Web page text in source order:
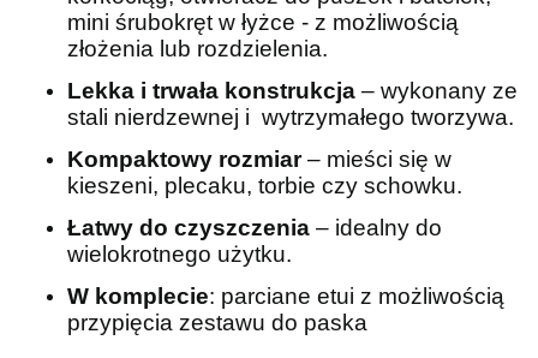
mini śrubokręt w łyżce - z możliwością
złożenia lub rozdzielenia.
Lekka i trwała konstrukcja – wykonany ze
stali nierdzewnej i wytrzymałego tworzywa.
Kompaktowy rozmiar– mieści się w
kieszeni, plecaku, torbie czy schowku.
Łatwy do czyszczenia – idealny do
wielokrotnego użytku.
W komplecie: parciane etui z możliwością
przypięcia zestawu do paska